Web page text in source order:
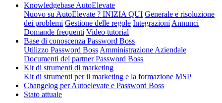
Knowledgebase AutoElevate
Nuovo su AutoElevate ? INIZIA QUI Generale e risoluzione
dei problemi Gestione delle regole Integrazioni Annunci
Domande frequenti Video tutorial
Base di conoscenza Password Boss
Utilizzo Password Boss Amministrazione Aziendale
Documenti del partner Password Boss
Kit di strumenti di marketing
Kit di strumenti per il marketing e la formazione MSP
Changelog per Autoelevate e Password Boss
Stato attuale